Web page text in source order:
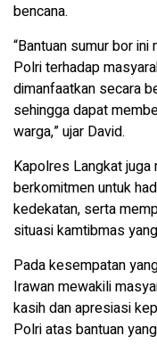
bencana.
“Bantuan sumur bor
Polri terhadap
dimanfaatkan secara
sehingga dapat
warga,” ujar David.
Kapolres Langkat
berkomitmen untuk
kedekatan, serta
situasi kamtibmas
Pada kesempatan
Irawan mewakili
kasih dan apresiasi
Polri atas bantuan